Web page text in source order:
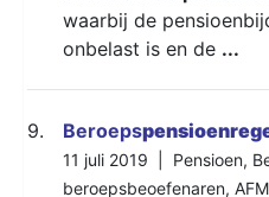
waarbij de
onbelast is en de ...
9. Beroeps
11 juli 2019 | Pensioen,
beroepsbeoefenaren, AFM